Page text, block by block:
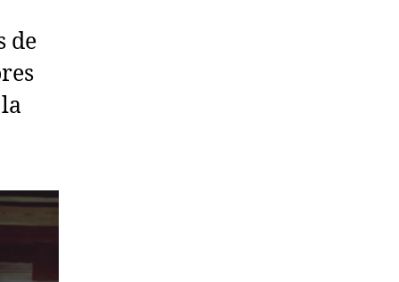
de